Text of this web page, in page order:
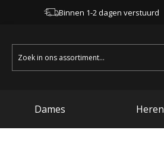
Binnen 1-2 dagen verstuurd
Zoeken
naar:
Dames Heren